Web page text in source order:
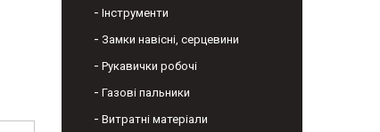
Інструменти
Замки навісні, серцевини
Рукавички робочі
Газові пальники
Витратні матеріали